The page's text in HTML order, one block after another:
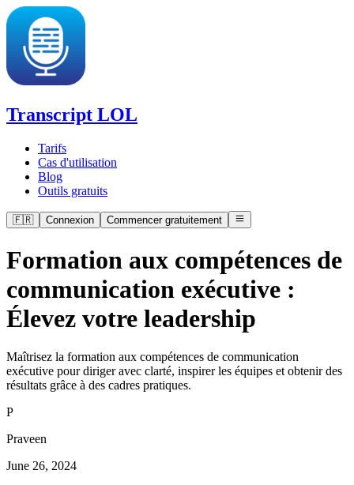
Transcript LOL
Tarifs
Cas d'utilisation
Blog
Outils gratuits
🇫🇷 Connexion Commencer gratuitement
Formation aux compétences de
communication exécutive :
Élevez votre leadership
Maîtrisez la formation aux compétences de communication
exécutive pour diriger avec clarté, inspirer les équipes et obtenir des
résultats grâce à des cadres pratiques.
P
Praveen
June 26, 2024